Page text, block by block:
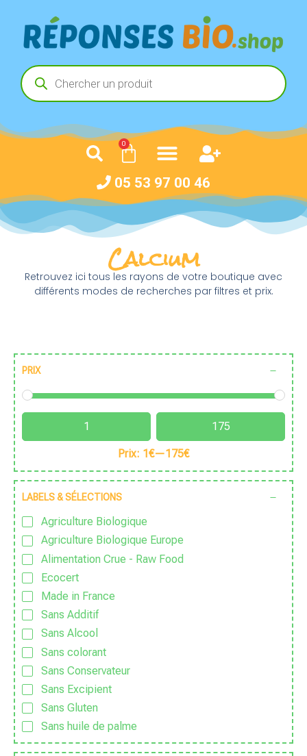
0
05 53 97 00 46
Calcium
Retrouvez ici tous les rayons de votre boutique avec
différents modes de recherches par filtres et prix.
PRIX
Prix: 1€—175€
LABELS & SÉLECTIONS
Agriculture Biologique
Agriculture Biologique Europe
Alimentation Crue - Raw Food
Ecocert
Made in France
Sans Additif
Sans Alcool
Sans colorant
Sans Conservateur
Sans Excipient
Sans Gluten
Sans huile de palme
Sans huile essentielle